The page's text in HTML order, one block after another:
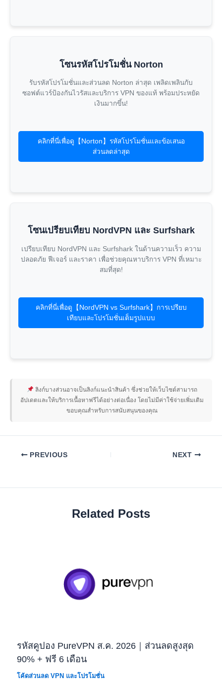
โซนรหัสโปรโมชั่น Norton
รับรหัสโปรโมชั่นและส่วนลด Norton ล่าสุด เพลิดเพลินกับ
ซอฟต์แวร์ป้องกันไวรัสและบริการ VPN ของแท้ พร้อมประหยัด
เงินมากขึ้น!
คลิกที่นี่เพื่อดู【Norton】รหัสโปรโมชั่นและข้อเสนอ
ส่วนลดล่าสุด
โซนเปรียบเทียบ NordVPN และ Surfshark
เปรียบเทียบ NordVPN และ Surfshark ในด้านความเร็ว ความ
ปลอดภัย ฟีเจอร์ และราคา เพื่อช่วยคุณหาบริการ VPN ที่เหมาะ
สมที่สุด!
คลิกที่นี่เพื่อดู【NordVPN vs Surfshark】การเปรียบ
เทียบและโปรโมชั่นเต็มรูปแบบ
ลิงก์บางส่วนอาจเป็นลิงก์แนะนำสินค้า ซึ่งช่วยให้เว็บไซต์สามารถ
อัปเดตและให้บริการเนื้อหาฟรีได้อย่างต่อเนื่อง โดยไม่มีค่าใช้จ่ายเพิ่มเติม
ขอบคุณสำหรับการสนับสนุนของคุณ
PREVIOUS NEXT
Related Posts
รหัสคูปอง PureVPN ส.ค. 2026｜ส่วนลดสูงสุด
90% + ฟรี 6 เดือน
โค้ดส่วนลด VPN และโปรโมชั่น